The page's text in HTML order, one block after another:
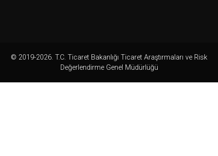
© 2019-2026. T.C. Ticaret Bakanlığı Ticaret Araştırmaları ve Risk
Değerlendirme Genel Müdürlüğü